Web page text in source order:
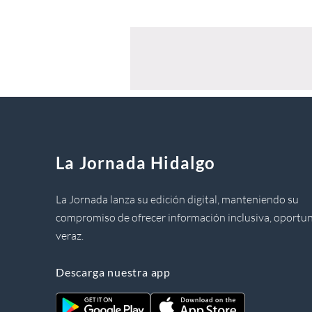
La Jornada Hidalgo
La Jornada lanza su edición digital, manteniendo su
compromiso de ofrecer información inclusiva,
veraz.
Descarga nuestra app